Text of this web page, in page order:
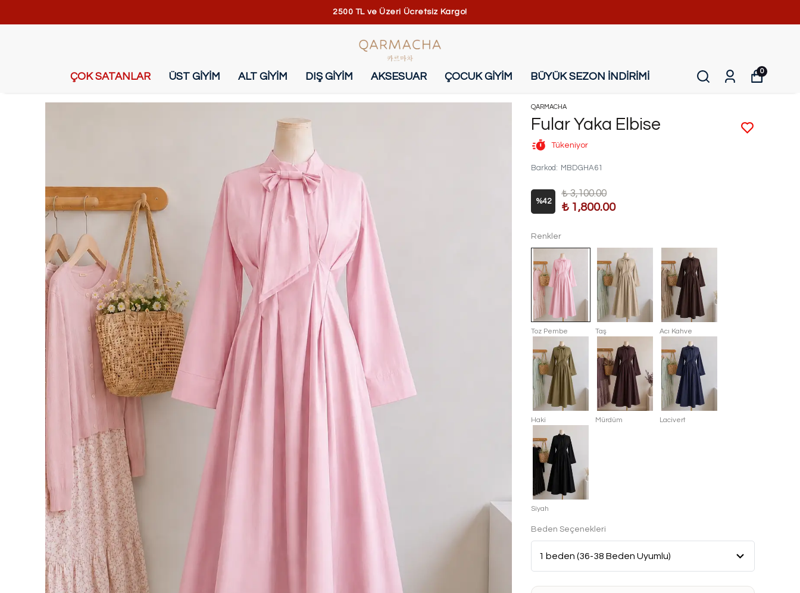
2500 TL ve Üzeri Ücretsiz Kargo!
ÇOK SATANLAR ÜST GİYİM ALT GİYİM DIŞ GİYİM AKSESUAR ÇOCUK GİYİM BÜYÜK SEZON İNDİRİMİ 0
QARMACHA
Fular Yaka Elbise
Tükeniyor
Barkod : MBDGHA61
%42
₺ 3,100.00
₺ 1,800.00
Renkler
Toz Pembe Taş Acı Kahve
Haki Mürdüm Lacivert
Siyah
Beden Seçenekleri
Bu ürün son 7 günde8 kezsatın alındı